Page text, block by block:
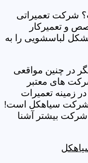
شرکت تعمیراتی
و تعمیرکار
لباسشویی را به
در چنین مواقعی
های معتبر
زمینه تعمیرات
شرکت سیاهکل است!
شرکت بیشتر آشنا